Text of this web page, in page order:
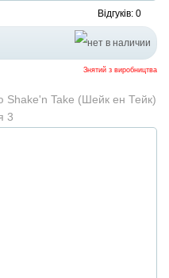
Відгуків: 0
Знятий з виробництва
Shake'n Take (Шейк ен Тейк)
3